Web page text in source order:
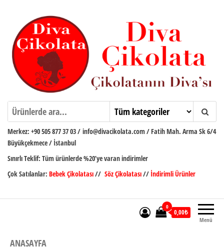
Diva Çikolata Çikolatanın Divası
Merkez: +90 505 877 37 03/ info@divacikolata.com / Fatih Mah. Arma Sk 6/4
Büyükçekmece / İstanbul
Sınırlı Teklif: Tüm ürünlerde %20’ye varan indirimler
Çok Satılanlar: Bebek Çikolatası// Söz Çikolatası// İndirimli Ürünler
Menü
0
0,00₺
ANASAYFA